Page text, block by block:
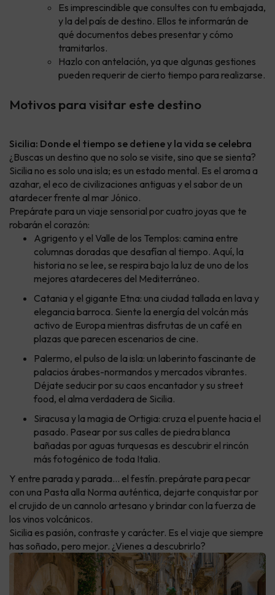
Es imprescindible que consultes con tu embajada,
y la del país de destino. Ellos te informarán de
qué documentos debes presentar y cómo
tramitarlos.
Hazlo con antelación, ya que algunas gestiones
pueden requerir de cierto tiempo para realizarse.
Motivos para visitar este destino
Sicilia: Donde el tiempo se detiene y la vida se celebra
¿Buscas un destino que no solo se visite, sino que se sienta?
Sicilia no es solo una isla; es un estado mental. Es el aroma a
azahar, el eco de civilizaciones antiguas y el sabor de un
atardecer frente al mar Jónico.
Prepárate para un viaje sensorial por cuatro joyas que te
robarán el corazón:
Agrigento y el Valle de los Templos: camina entre
columnas doradas que desafían al tiempo. Aquí, la
historia no se lee, se respira bajo la luz de uno de los
mejores atardeceres del Mediterráneo.
Catania y el gigante Etna: una ciudad tallada en lava y
elegancia barroca. Siente la energía del volcán más
activo de Europa mientras disfrutas de un café en
plazas que parecen escenarios de cine.
Palermo, el pulso de la isla: un laberinto fascinante de
palacios árabes-normandos y mercados vibrantes.
Déjate seducir por su caos encantador y su street
food, el alma verdadera de Sicilia.
Siracusa y la magia de Ortigia: cruza el puente hacia el
pasado. Pasear por sus calles de piedra blanca
bañadas por aguas turquesas es descubrir el rincón
más fotogénico de toda Italia.
Y entre parada y parada... el festín. prepárate para pecar
con una Pasta alla Norma auténtica, dejarte conquistar por
el crujido de un cannolo artesano y brindar con la fuerza de
los vinos volcánicos.
Sicilia es pasión, contraste y carácter. Es el viaje que siempre
has soñado, pero mejor. ¿Vienes a descubrirlo?